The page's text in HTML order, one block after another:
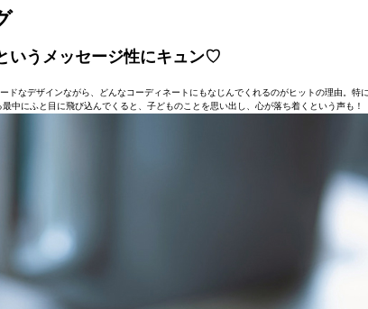
いうメッセージ性にキュン♡
なデザインながら、どんなコーディネートにもなじんでくれるのがヒットの理由。特
中にふと目に飛び込んでくると、子どものことを思い出し、心が落ち着くという声も！